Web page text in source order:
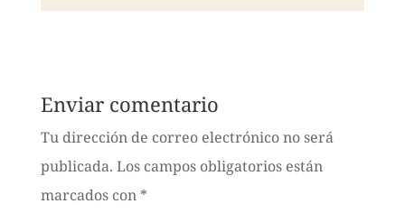
Enviar comentario
Tu dirección de correo electrónico no será
publicada. Los campos obligatorios están
marcados con *